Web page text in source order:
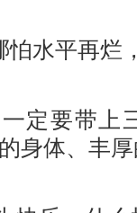
怕水平再烂
定要带上
身体、丰